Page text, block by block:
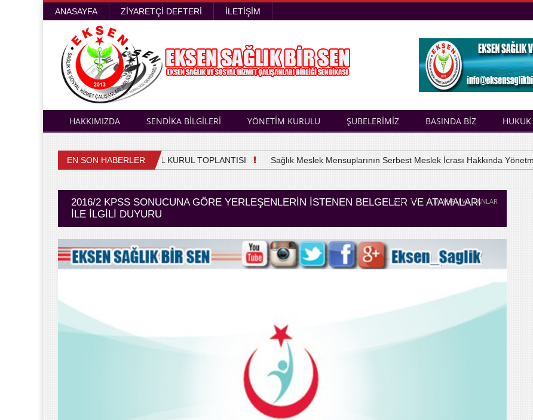
ANASAYFA ZIYARETÇI DEFTERI İLETIŞIM
HAKKIMIZDA SENDİKA BİLGİLERİ YÖNETİM KURULU ŞUBELERİMİZ BASINDA BİZ HUKUK
EN SON HABERLER
4. OLAĞAN GENEL KURUL TOPLANTISI Sağlık Meslek Mensuplarının Serbest Meslek İcrası Hakkında Yönetmelik
2016/2 KPSS SONUCUNA GÖRE YERLEŞENLERIN İSTENEN BELGELER VE ATAMALARI
İLE İLGILI DUYURU
HAKKIMIZDA/ DUYURU VE İLANLAR